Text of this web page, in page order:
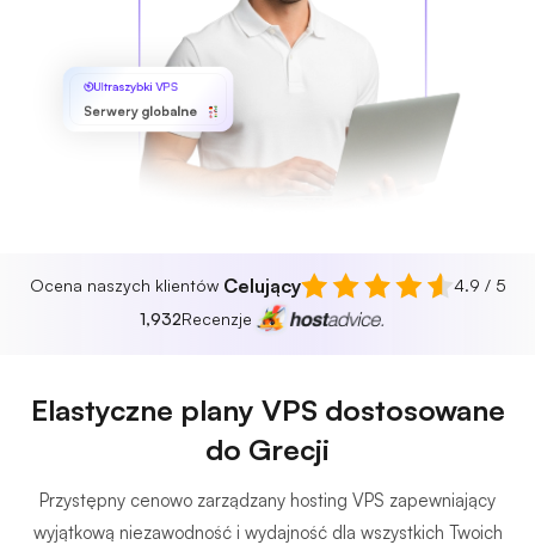
Ultraszybki VPS
Serwery globalne
Ocena naszych klientów Celujący
4.9 / 5
1,932Recenzje
Elastyczne plany VPS dostosowane
do Grecji
Przystępny cenowo zarządzany hosting VPS zapewniający
wyjątkową niezawodność i wydajność dla wszystkich Twoich